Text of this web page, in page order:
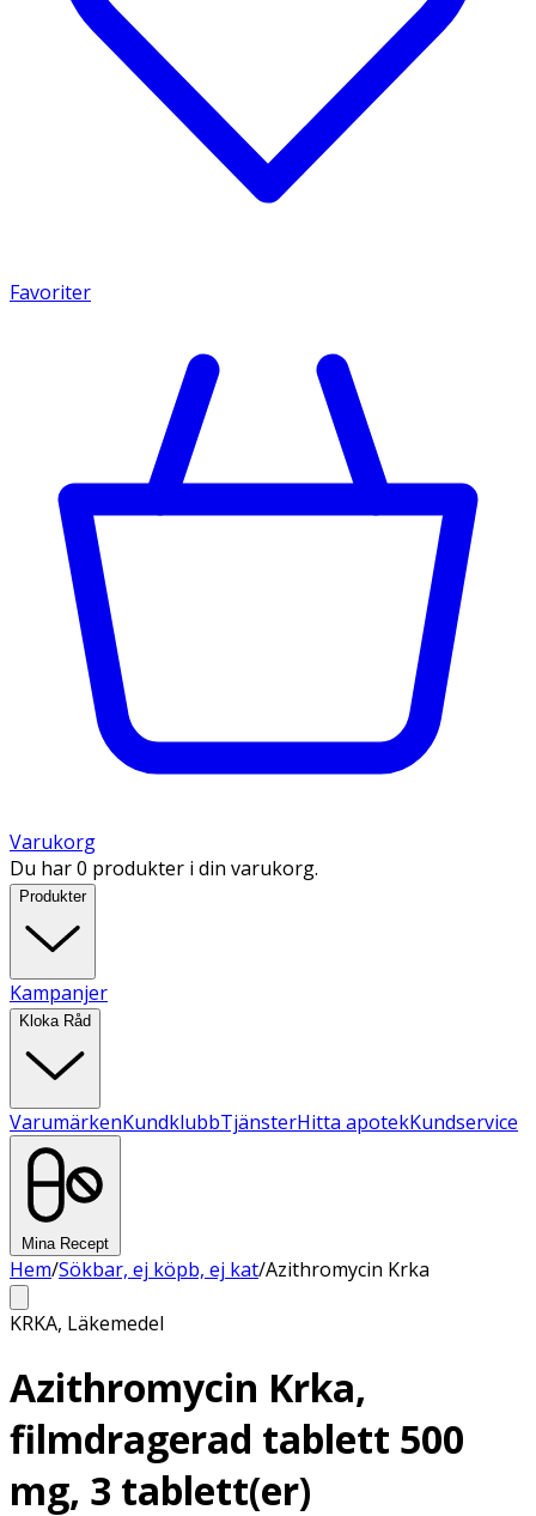
Favoriter
Varukorg
Du har 0 produkter i din varukorg.
Produkter
Kampanjer
Kloka Råd
VarumärkenKundklubbTjänsterHitta apotekKundservice
Mina Recept
Hem/Sökbar, ej köpb, ej kat/Azithromycin Krka
KRKA, Läkemedel
Azithromycin Krka,
filmdragerad tablett 500
mg, 3 tablett(er)